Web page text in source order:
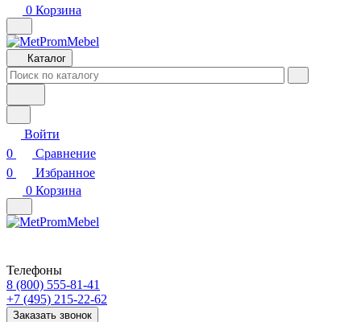
0 Корзина
Каталог
Войти
0
Сравнение
0
Избранное
0 Корзина
Телефоны
8 (800) 555-81-41
+7 (495) 215-22-62
Заказать звонок